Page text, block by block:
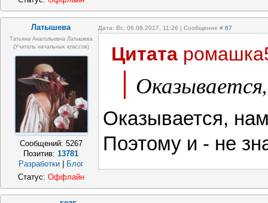
Латышева Дата: Вс, 06.08.2017, 11:26 | Сообщение # 67
Татьяна Анатольевна Латышева
(учитель начальных классов)
Сообщений: 5267
Позитив:13781
Разработки
Блог
Цитата
Оказывается,
Поэтому и - не
Статус: Оффлайн